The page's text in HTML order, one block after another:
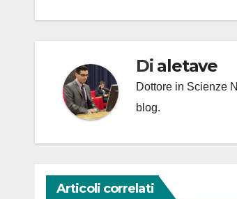
Di aletave
Dottore in Scienze
blog.
Articoli correlati